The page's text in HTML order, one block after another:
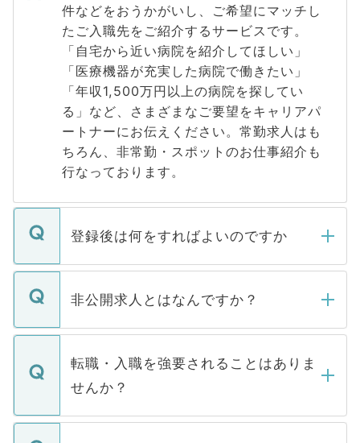
件などをおうかがいし、ご希望にマッチし
たご入職先をご紹介するサービスです。
「自宅から近い病院を紹介してほしい」
「医療機器が充実した病院で働きたい」
「年収1,500万円以上の病院を探してい
る」など、さまざまなご要望をキャリアパ
ートナーにお伝えください。常勤求人はも
ちろん、非常勤・スポットのお仕事紹介も
行なっております。
登録後は何をすればよいのですか
ご登録いただきましたら、弊社担当者がご
登録内容を確認し、その後メールもしくは
ます。通常、5営業日以内にはご連絡をせて
いただきますので、しばらくお待ちくださ
非公開求人とはなんですか？
マイナビDOCTORで取り扱っている求人の
うち約3割は、Webサイトからご覧いただ
けない「非公開求人」です。非公開求人は
下記の理由によって、一般には公開してい
ません。
転職・入職を強要されることはありま
せんか？
転職・入職を強要することは一切ありませ